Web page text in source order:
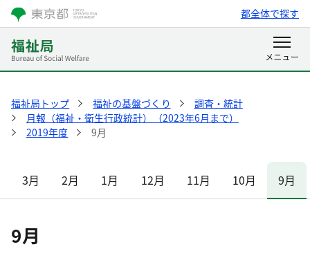
都全体で探す
福祉局トップ 福祉の基盤づくり
調査・統計
月報（福祉・衛生行政統計）（2023年6月まで）
2019年度
9月
3月 2月 1月 12月 11月 10月 9月
9月